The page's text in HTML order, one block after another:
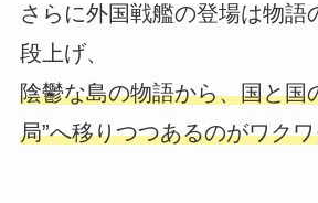
さらに外国戦艦の登場は物語
段上げ、
陰鬱な島の物語から、国と国
局”へ移りつつあるのがワク